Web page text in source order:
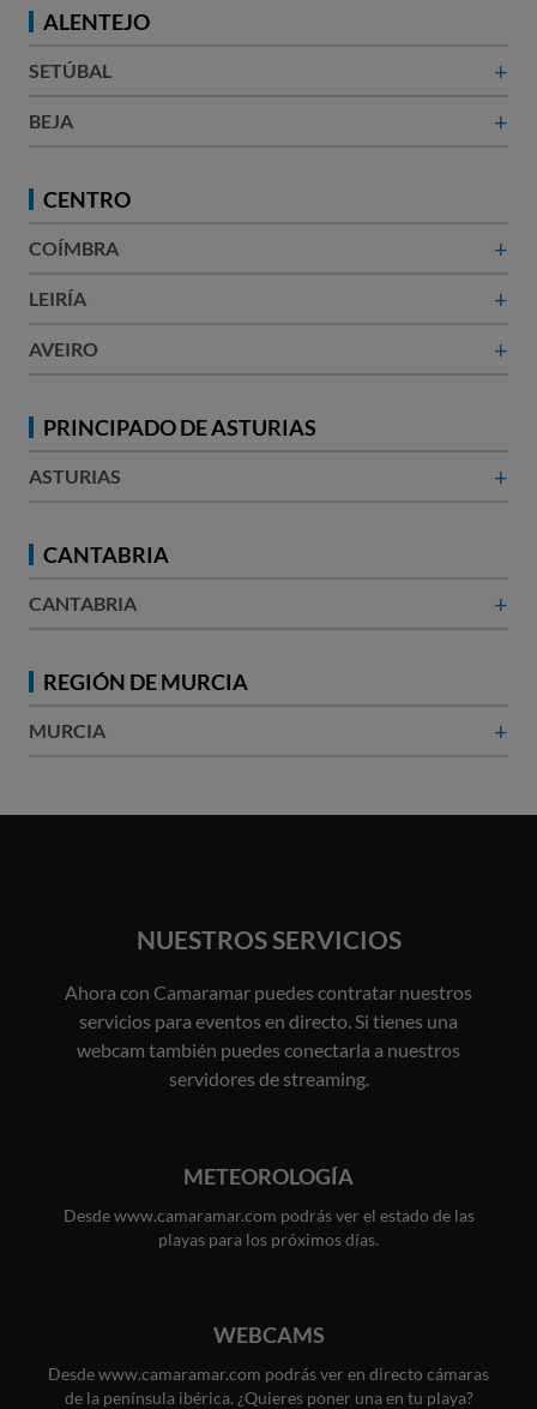
ALENTEJO
SETÚBAL +
BEJA +
CENTRO
COÍMBRA +
LEIRÍA +
AVEIRO +
PRINCIPADO DE ASTURIAS
ASTURIAS +
CANTABRIA
CANTABRIA +
REGIÓN DE MURCIA
MURCIA +
NUESTROS SERVICIOS
Ahora con Camaramar puedes contratar nuestros
servicios para eventos en directo. Si tienes una
webcam también puedes conectarla a nuestros
servidores de streaming.
METEOROLOGÍA
Desde www.camaramar.com podrás ver el estado de las
playas para los próximos días.
WEBCAMS
Desde www.camaramar.com podrás ver en directo cámaras
de la península ibérica. ¿Quieres poner una en tu playa?